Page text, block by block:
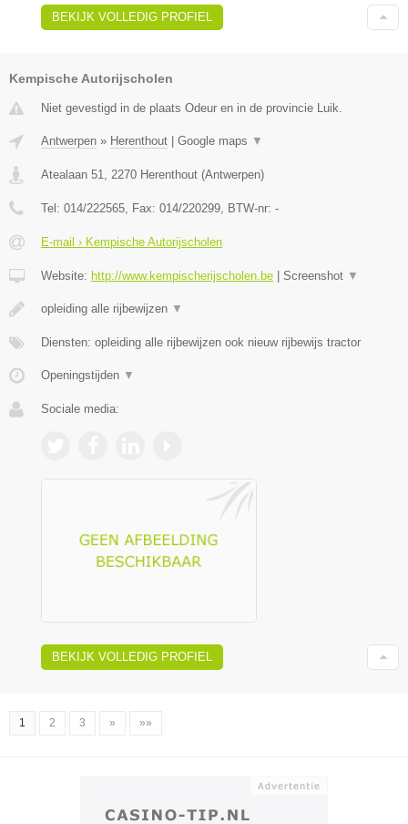
BEKIJK VOLLEDIG PROFIEL
Kempische Autorijscholen
Niet gevestigd in de plaats Odeur en in de provincie Luik.
Antwerpen » Herenthout | Google maps ▼
Atealaan 51 2270 Herenthout (Antwerpen)
Tel: 014/222565 , Fax: 014/220299 , BTW-nr: -
E-mail › Kempische Autorijscholen
Website: http://www.kempischerijscholen.be | Screenshot ▼
opleiding alle rijbewijzen ▼
Diensten: opleiding alle rijbewijzen ook nieuw rijbewijs tractor
Openingstijden ▼
Sociale media:
BEKIJK VOLLEDIG PROFIEL
1 2 3 » »»